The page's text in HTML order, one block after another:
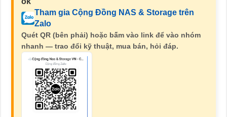
Tham gia Cộng Đồng NAS & Storage trên
Zalo
Quét QR (bên phải) hoặc bấm vào link để vào nhóm
nhanh — trao đổi kỹ thuật, mua bán, hỏi đáp.